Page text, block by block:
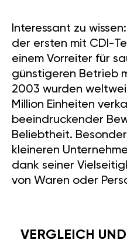
Interessant zu
der ersten mit CDI-
einem Vorreiter für
günstigeren Betrieb
2003 wurden
Million Einheiten
beeindruckender
Beliebtheit.
kleineren
dank seiner
von Waren oder
VERGLEICH